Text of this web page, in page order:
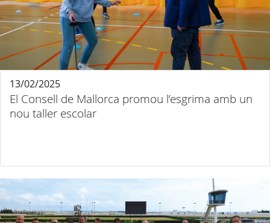
El Consell de Mallorca promou l’esgrima amb un
nou taller escolar
13/02/2025